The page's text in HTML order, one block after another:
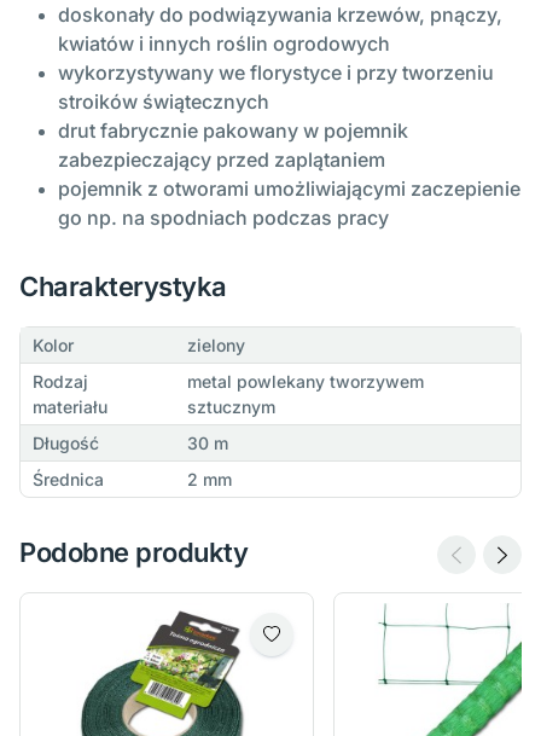
doskonały do podwiązywania krzewów, pnączy,
kwiatów i innych roślin ogrodowych
wykorzystywany we florystyce i przy tworzeniu
stroików świątecznych
drut fabrycznie pakowany w pojemnik
zabezpieczający przed zaplątaniem
pojemnik z otworami umożliwiającymi zaczepienie
go np. na spodniach podczas pracy
Charakterystyka
Kolor
zielony
Rodzaj
materiału
metal powlekany tworzywem
sztucznym
Długość
30 m
Średnica
2 mm
Podobne produkty